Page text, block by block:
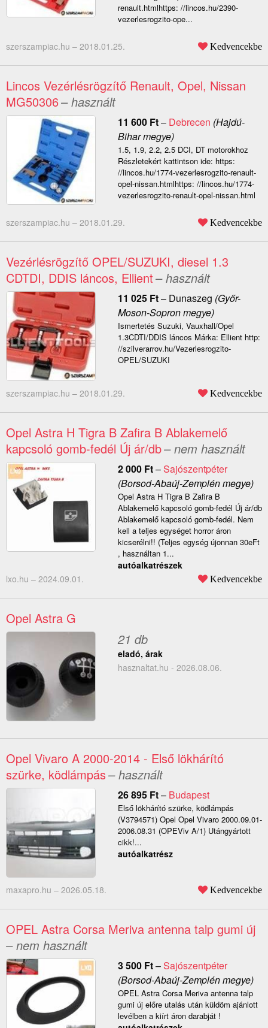
renault.htmlhttps: //lincos.hu/2390-
vezerlesrogzito-ope...
szerszampiac.hu – 2018.01.25. Kedvencekbe
Lincos Vezérlésrögzítő Renault, Opel, Nissan
MG50306– használt
11 600 Ft– Debrecen (Hajdú-
Bihar megye)
1.5, 1.9, 2.2, 2.5 DCI, DT motorokhoz
Részletekért kattintson ide: https:
//lincos.hu/1774-vezerlesrogzito-renault-
opel-nissan.htmlhttps: //lincos.hu/1774-
vezerlesrogzito-renault-opel-nissan.html
szerszampiac.hu – 2018.01.29. Kedvencekbe
Vezérlésrögzítő OPEL/SUZUKI, diesel 1.3
CDTDI, DDIS láncos, Ellient– használt
11 025 Ft– Dunaszeg (Győr-
Moson-Sopron megye)
Ismertetés Suzuki, Vauxhall/Opel
1.3CDTI/DDIS láncos Márka: Ellient http:
//szilverarrov.hu/Vezerlesrogzito-
OPEL/SUZUKI
szerszampiac.hu – 2018.01.29. Kedvencekbe
Opel Astra H Tigra B Zafira B Ablakemelő
kapcsoló gomb-fedél Új ár/db– nem használt
2 000 Ft–Sajószentpéter
(Borsod-Abaúj-Zemplén megye)
Opel Astra H Tigra B Zafira B
Ablakemelő kapcsoló gomb-fedél Új ár/db
Ablakemelő kapcsoló gomb-fedél. Nem
kell a teljes egységet horror áron
kicserélni!! (Teljes egység újonnan 30eFt
, használtan 1...
autóalkatrészek
lxo.hu – 2024.09.01. Kedvencekbe
Opel Astra G
21 db
eladó, árak
hasznaltat.hu - 2026.08.06.
Opel Vivaro A 2000-2014 - Első lökhárító
szürke, ködlámpás– használt
26 895 Ft– Budapest
Első lökhárító szürke, ködlámpás
(V3794571) Opel Opel Vivaro 2000.09.01-
2006.08.31 (OPEViv A/1) Utángyártott
cikk!...
autóalkatrész
maxapro.hu – 2026.05.18. Kedvencekbe
OPEL Astra Corsa Meriva antenna talp gumi új
– nem használt
3 500 Ft–Sajószentpéter
(Borsod-Abaúj-Zemplén megye)
OPEL Astra Corsa Meriva antenna talp
gumi új előre utalás után küldöm ajánlott
levélben a kiírt áron darabját !